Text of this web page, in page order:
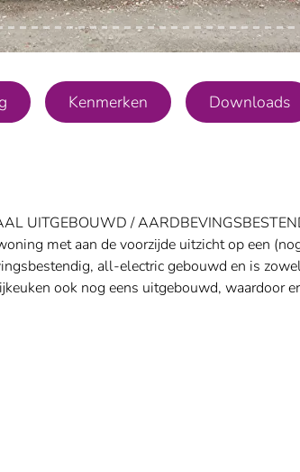
Kenmerken Downloads
UITGEBOUWD /
met aan de voorzijde uitzicht op een
all-electric gebouwd en is
ook nog eens uitgebouwd, waardoor